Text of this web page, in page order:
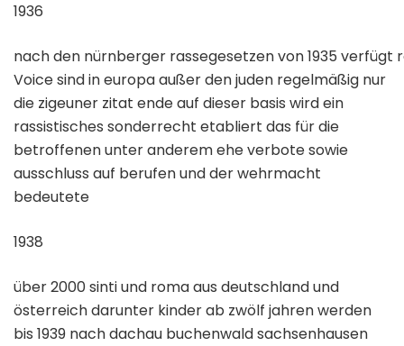
1936
nach den nürnberger rassegesetzen von 1935
Voice sind in europa außer den juden regelmäßig nur
die zigeuner zitat ende auf dieser basis wird ein
rassistisches sonderrecht etabliert das für die
betroffenen unter anderem ehe verbote sowie
ausschluss auf berufen und der wehrmacht
bedeutete
1938
über 2000 sinti und roma aus deutschland und
österreich darunter kinder ab zwölf jahren werden
bis 1939 nach dachau buchenwald sachsenhausen